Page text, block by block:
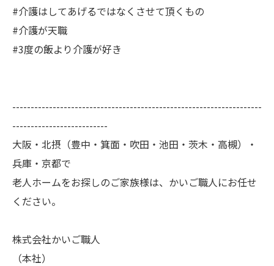
#介護はしてあげるではなくさせて頂くもの
#介護が天職
#3度の飯より介護が好き
--------------------------------------------------------------------
--------------------------
大阪・北摂（豊中・箕面・吹田・池田・茨木・高槻）・
兵庫・京都で
老人ホームをお探しのご家族様は、かいご職人にお任せ
ください。
株式会社かいご職人
（本社）